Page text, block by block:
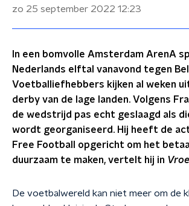
zo 25 september 2022 12:23
In een bomvolle Amsterdam ArenA
Nederlands elftal vanavond tegen
Voetballiefhebbers kijken al weken
derby van de lage landen. Volgens
de wedstrijd pas echt geslaagd als
wordt georganiseerd. Hij heeft de
Free Football opgericht om het
duurzaam te maken, vertelt hij in
De voetbalwereld kan niet meer om de